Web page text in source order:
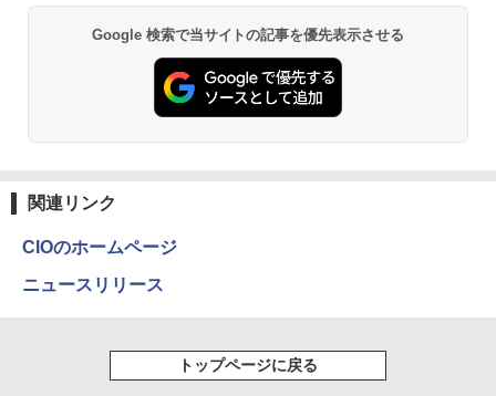
Google 検索で当サイトの記事を優先表示させる
関連リンク
CIOのホームページ
ニュースリリース
トップページに戻る